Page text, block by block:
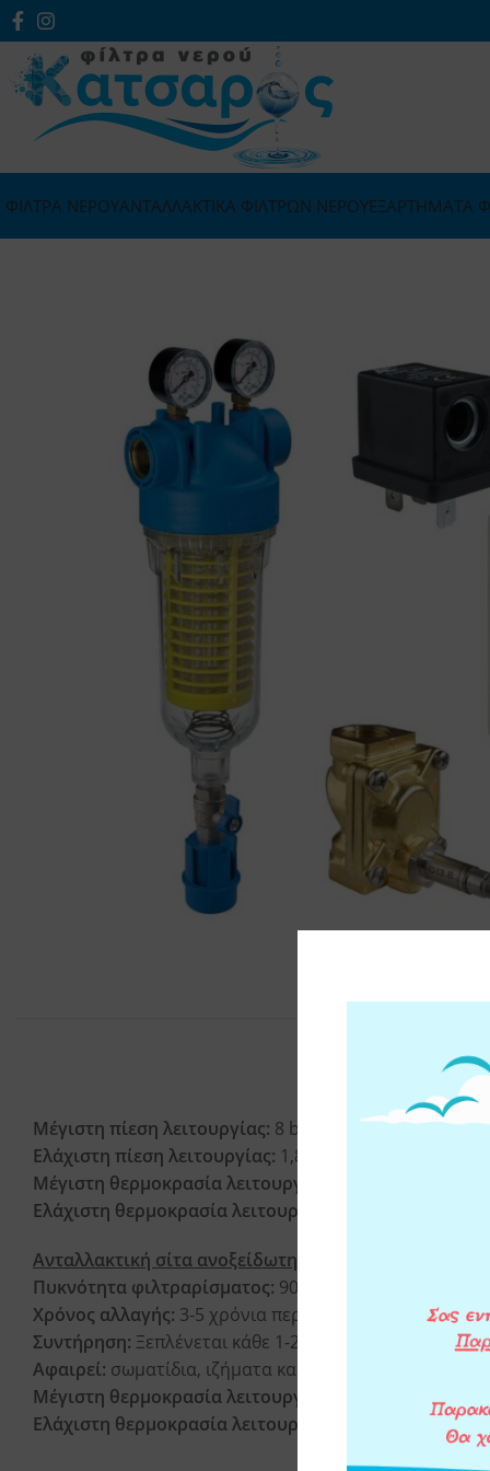
ΦΙΛΤΡΑ ΝΕΡΟΥΑΝΤΑΛΛΑΚΤΙΚΑ ΦΙΛΤΡΩΝ ΝΕΡΟΥΕΞΑΡΤΗΜΑΤΑ
ΧΑΡΑΚΤΗΡΙΣΤΙΚΑ
Μέγιστη πίεση λειτουργίας: 8 bar (116 psi)
Ελάχιστη πίεση λειτουργίας: 1,8 bar (26 psi)
Μέγιστη θερμοκρασία λειτουργίας:
Ελάχιστη θερμοκρασία λειτουργίας:
Ανταλλακτική σίτα ανοξείδωτη RAH:
Πυκνότητα φιλτραρίσματος: 90μm
Χρόνος αλλαγής: 3-5 χρόνια περίπου
Συντήρηση: Ξεπλένεται κάθε 1-2 μήνες
Αφαιρεί: σωματίδια, ιζήματα και αιωρήματα (χώμα,
Μέγιστη θερμοκρασία λειτουργίας:
45°C (113°F)
Ελάχιστη θερμοκρασία λειτουργίας:
4°C (39,2°F)